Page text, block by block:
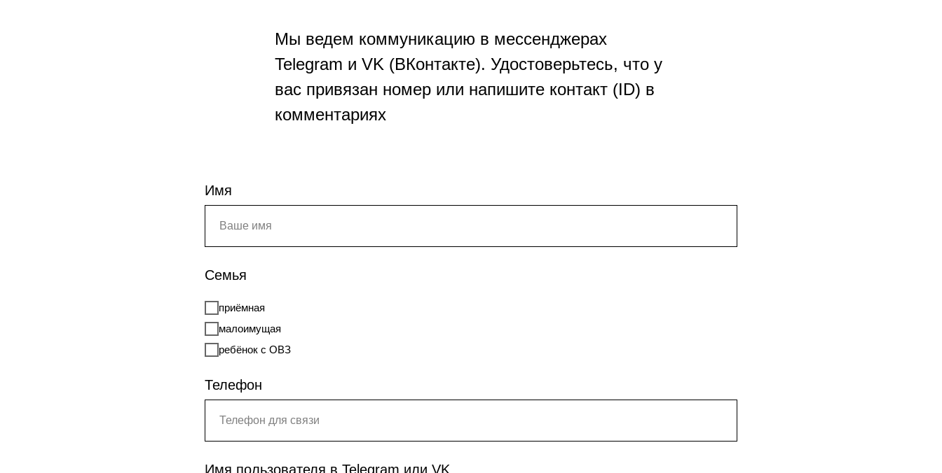
Мы ведем коммуникацию в мессенджерах
Telegram и VK (ВКонтакте). Удостоверьтесь, что у
вас привязан номер или напишите контакт (ID) в
комментариях
Имя
Семья
приёмная
малоимущая
ребёнок с ОВЗ
Телефон
Имя пользователя в Telegram или VK